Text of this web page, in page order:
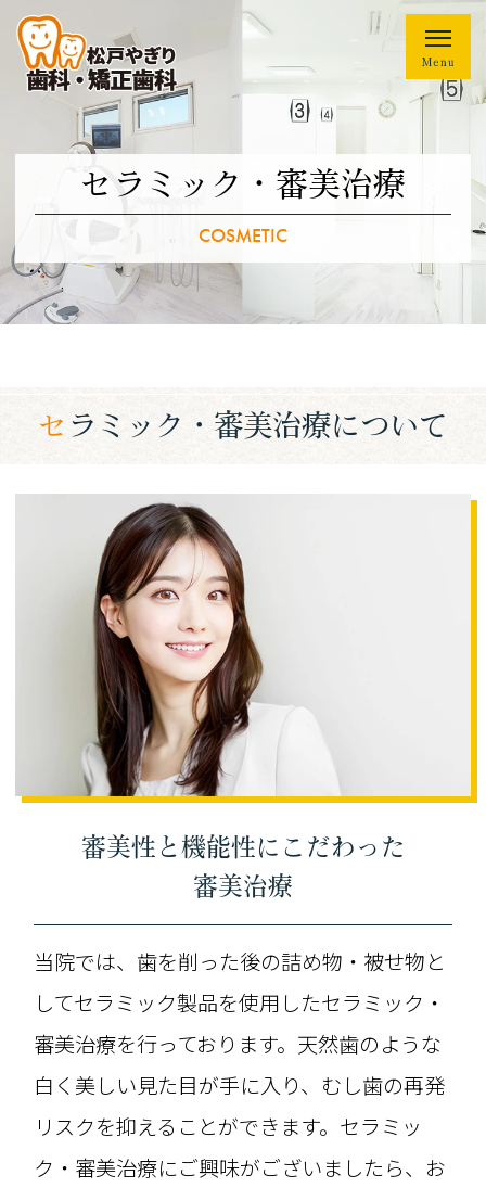
セラミック・審美治療
COSMETIC
セラミック・審美治療について
審美性と機能性にこだわった
審美治療
当院では、歯を削った後の詰め物・被せ物と
してセラミック製品を使用したセラミック・
審美治療を行っております。天然歯のような
白く美しい見た目が手に入り、むし歯の再発
リスクを抑えることができます。セラミッ
ク・審美治療にご興味がございましたら、お